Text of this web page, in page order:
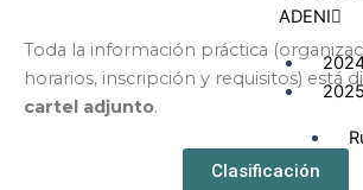
ADENI
Toda la información práctica
horarios, inscripción y requisitos) está
cartel adjunto.
Clasificación